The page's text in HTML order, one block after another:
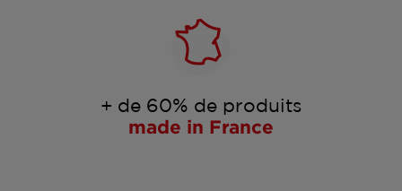
+ de 60% de produits
made in France